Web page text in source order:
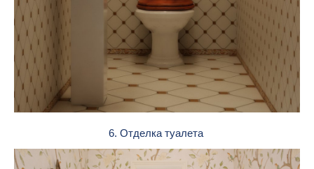
6. Отделка туалета